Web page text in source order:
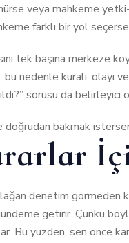
veya mahkeme
farklı bir yol
tek başına merkeze
nedenle kuralı, olayı
sorusu da belirleyici
bakmak
denetim görmeden
getirir. Çünkü
Bu yüzden, sen önce